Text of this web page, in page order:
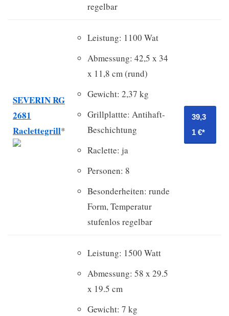
regelbar
SEVERIN RG
2681
Raclettegrill*
Leistung: 1100 Wat
Abmessung: 42,5 x 34
x 11,8 cm (rund)
Gewicht: 2,37 kg
Grillplattte: Antihaft-
Beschichtung
Raclette: ja
Personen: 8
Besonderheiten: runde
Form, Temperatur
stufenlos regelbar
39,3
1 €*
Leistung: 1500 Watt
Abmessung: 58 x 29.5
x 19.5 cm
Gewicht: 7 kg